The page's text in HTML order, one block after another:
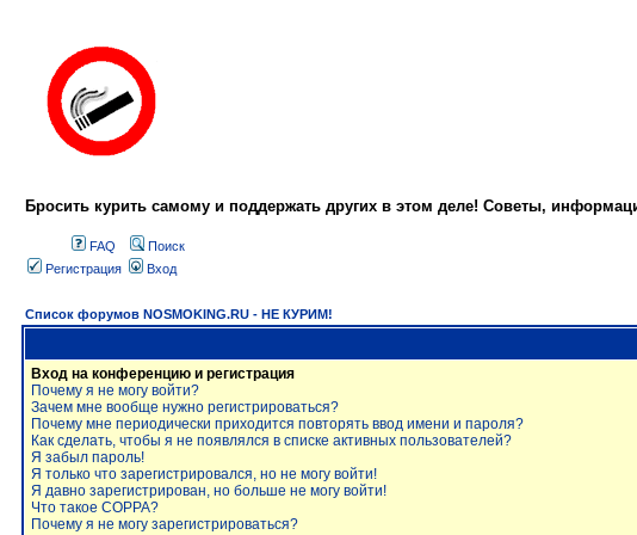
Бросить курить самому и поддержать других в этом деле! Советы,
FAQ
Поиск
Регистрация
Вход
Список форумов NOSMOKING.RU - НЕ КУРИМ!
Вход на конференцию и регистрация
Почему я не могу войти?
Зачем мне вообще нужно регистрироваться?
Почему мне периодически приходится повторять ввод имени и пароля?
Как сделать, чтобы я не появлялся в списке активных пользователей?
Я забыл пароль!
Я только что зарегистрировался, но не могу войти!
Я давно зарегистрирован, но больше не могу войти!
Что такое COPPA?
Почему я не могу зарегистрироваться?